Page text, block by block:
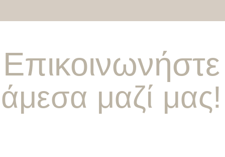
άμεσα μαζί μας!
Επικοινωνήστε